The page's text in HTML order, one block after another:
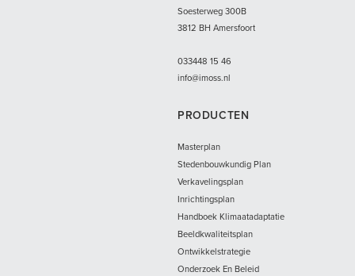
PRODUCTEN
Masterplan
Stedenbouwkundig Plan
Verkavelingsplan
Inrichtingsplan
Handboek Klimaatadaptatie
Beeldkwaliteitsplan
Ontwikkelstrategie
Onderzoek En Beleid
Soesterweg 300B
3812 BH Amersfoort
033448 15 46
info@imoss.nl